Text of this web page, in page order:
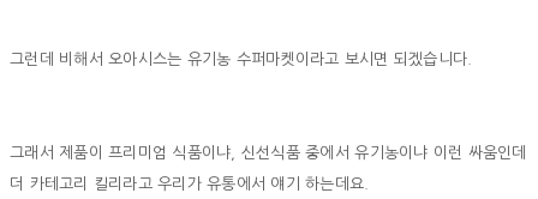
그런데 비해서 오아시스는 유기농 수퍼마켓이라고 보시면 되겠습니다.
그래서 제품이 프리미엄 식품이냐, 신선식품 중에서 유기농이냐 이런 싸움인데
더 카테고리 킬리라고 우리가 유통에서 얘기 하는데요.